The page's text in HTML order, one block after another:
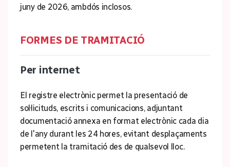
juny de 2026, ambdós inclosos.
FORMES DE TRAMITACIÓ
Per internet
El registre electrònic permet la presentació de
sol·licituds, escrits i comunicacions, adjuntant
documentació annexa en format electrònic cada dia
de l'any durant les 24 hores, evitant desplaçaments
permetent la tramitació des de qualsevol lloc.